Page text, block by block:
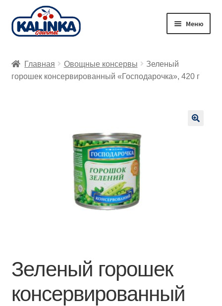
Перейти
к
Перейти
к
Меню
Заказ онлайн
Главная Овощные консервы
Зеленый
горошек консервированный «Господарочка», 420 г
Зеленый горошек
консервированный